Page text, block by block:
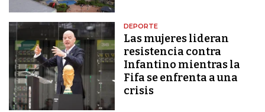
DEPORTE
Las mujeres lideran
resistencia contra
Infantino mientras la
Fifa se enfrenta a una
crisis